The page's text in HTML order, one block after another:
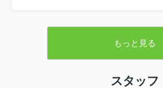
重なると、最終的に手元に残る金額のイ
譲渡所得税や住民税といった税金、空き
家の譲渡所得の3,000万円特別控除といっ
ておくことが大切です。この記事では、
もっと見る
スタッフ